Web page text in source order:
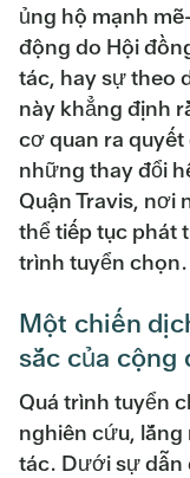
ủng hộ mạnh
động do Hội
tác, hay sự theo
này khẳng định
cơ quan ra
những thay đổi
Quận Travis,
thể tiếp tục phát
trình tuyển chọn.
Một chiến
sắc của cộng
Quá trình tuyển
nghiên cứu,
tác. Dưới sự dẫn